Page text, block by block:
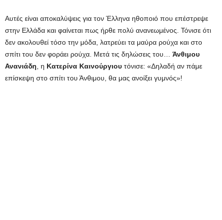
Αυτές είναι αποκαλύψεις για τον Έλληνα ηθοποιό που επέστρεψε
στην Ελλάδα και φαίνεται πως ήρθε πολύ ανανεωμένος. Τόνισε ότι
δεν ακολουθεί τόσο την μόδα, λατρεύει τα μαύρα ρούχα και στο
σπίτι του δεν φοράει ρούχα. Μετά τις δηλώσεις του… Άνθιμου
Ανανιάδη , η Κατερίνα Καινούργιου τόνισε: «Δηλαδή αν πάμε
επίσκεψη στο σπίτι του Άνθιμου, θα μας ανοίξει γυμνός»!